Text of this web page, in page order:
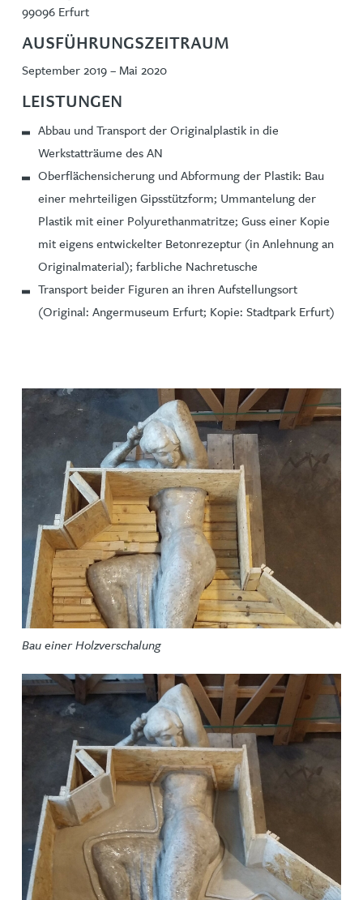
99096 Erfurt
AUSFÜHRUNGSZEITRAUM
September 2019 – Mai 2020
LEISTUNGEN
Abbau und Transport der Originalplastik in die
Werkstatträume des AN
Oberflächensicherung und Abformung der Plastik: Bau
einer mehrteiligen Gipsstützform; Ummantelung der
Plastik mit einer Polyurethanmatritze; Guss einer Kopie
mit eigens entwickelter Betonrezeptur (in Anlehnung an
Originalmaterial); farbliche Nachretusche
Transport beider Figuren an ihren Aufstellungsort
(Original: Angermuseum Erfurt; Kopie: Stadtpark Erfurt)
Bau einer Holzverschalung